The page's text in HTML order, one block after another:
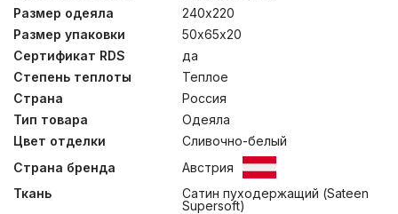
Размер одеяла
240х220
Размер упаковки
50х65х20
Сертификат RDS
да
Степень теплоты
Теплое
Страна
Россия
Тип товара
Одеяла
Цвет отделки
Сливочно-белый
Страна бренда
Австрия
Ткань
Сатин пуходержащий (Sateen
Supersoft)